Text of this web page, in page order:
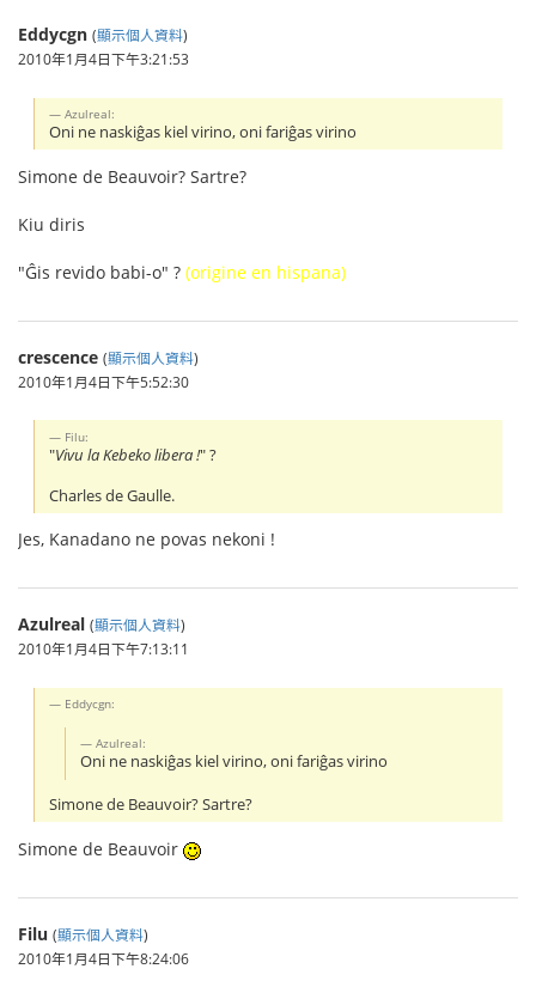
Eddycgn (顯示個人資料)
2010年1月4日下午3:21:53
Azulreal:
Oni ne naskiĝas kiel virino, oni fariĝas virino
Simone de Beauvoir? Sartre?
Kiu diris
"Ĝis revido babi-o" ? (origine en hispana)
crescence (顯示個人資料)
2010年1月4日下午5:52:30
Filu:
"Vivu la Kebeko libera !" ?
Charles de Gaulle.
Jes, Kanadano ne povas nekoni !
Azulreal (顯示個人資料)
2010年1月4日下午7:13:11
Eddycgn:
Azulreal:
Oni ne naskiĝas kiel virino, oni fariĝas virino
Simone de Beauvoir? Sartre?
Simone de Beauvoir
Filu (顯示個人資料)
2010年1月4日下午8:24:06